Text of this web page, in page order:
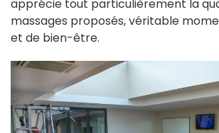
apprécie tout particulièrement la
massages proposés, véritable
et de bien-être.